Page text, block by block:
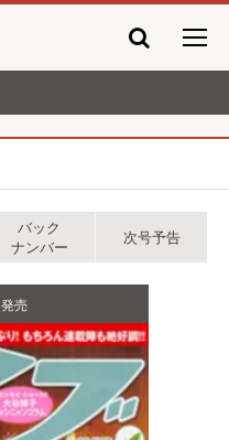
バック
ナンバー
次号予告
発売